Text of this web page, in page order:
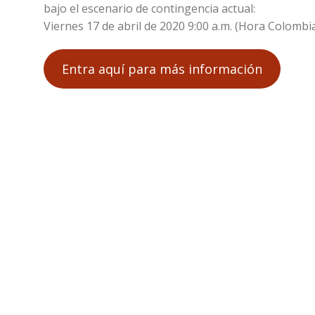
bajo el escenario de contingencia actual:
Viernes 17 de abril de 2020 9:00 a.m. (Hora
Entra aquí para más información